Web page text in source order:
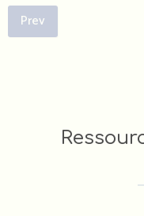
Prev
FDVA :